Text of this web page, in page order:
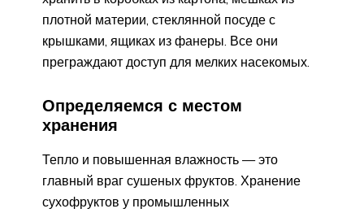
плотной материи, стеклянной посуде с
крышками, ящиках из фанеры. Все они
преграждают доступ для мелких насекомых.
Определяемся с местом
хранения
Тепло и повышенная влажность — это
главный враг сушеных фруктов. Хранение
сухофруктов у промышленных